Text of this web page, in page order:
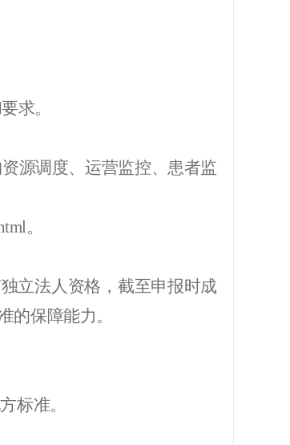
求。
源调度、运营监控、患者监
。
立法人资格， 截至申报时成
的保障能力。
标准。